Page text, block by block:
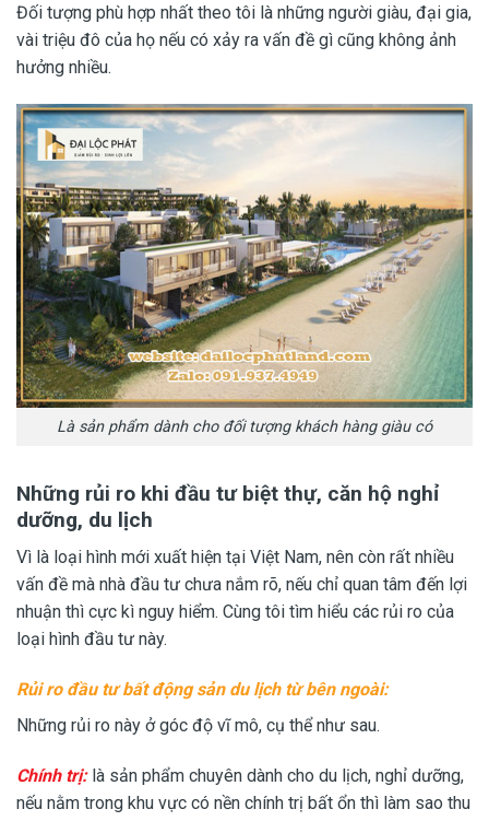
Đối tượng phù hợp nhất theo tôi là những người giàu, đại gia,
vài triệu đô của họ nếu có xảy ra vấn đề gì cũng không ảnh
hưởng nhiều.
Là sản phẩm dành cho đối tượng khách hàng giàu có
Những rủi ro khi đầu tư biệt thự, căn hộ nghỉ
dưỡng, du lịch
Vì là loại hình mới xuất hiện tại Việt Nam, nên còn rất nhiều
vấn đề mà nhà đầu tư chưa nắm rõ, nếu chỉ quan tâm đến lợi
nhuận thì cực kì nguy hiểm. Cùng tôi tìm hiểu các rủi ro của
loại hình đầu tư này.
Rủi ro đầu tư bất động sản du lịch từ bên ngoài:
Những rủi ro này ở góc độ vĩ mô, cụ thể như sau.
Chính trị:là sản phẩm chuyên dành cho du lịch, nghỉ dưỡng,
nếu nằm trong khu vực có nền chính trị bất ổn thì làm sao thu